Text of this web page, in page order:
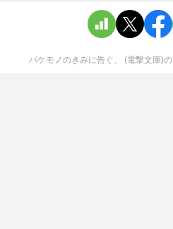
バケモノのきみに告ぐ、 (電撃文庫)の